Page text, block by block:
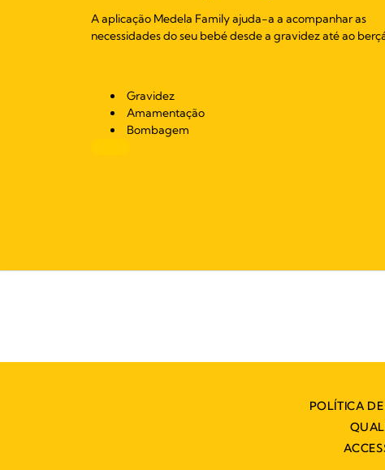
A aplicação Medela Family ajuda-a a acompanhar as
necessidades do seu bebé desde a gravidez até ao
Gravidez
Amamentação
Bombagem
POLÍTICA